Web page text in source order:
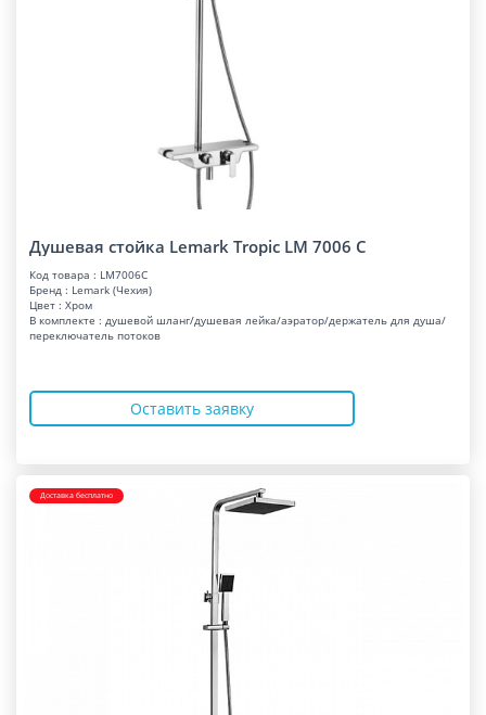
Душевая стойка Lemark Tropic LM 7006 C
Код товара : LM7006C
Бренд : Lemark (Чехия)
Цвет : Хром
В комплекте : душевой шланг/душевая лейка/аэратор/держатель для душа/
переключатель потоков
Оставить заявку
Доставка бесплатно